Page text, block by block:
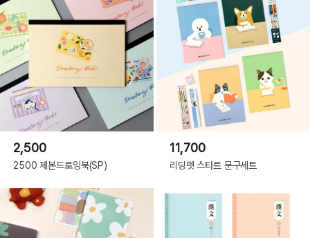
2,500
2500 제본드로잉북(SP)
11,700
리딩펫 스타트 문구세트